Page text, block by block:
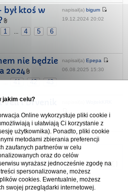
był ktoś w
1 4 5 6
napisał(a) bigum
19.12.2024 20:02
nie będzie
2024
41 42 43
napisał(a) Epepa
06.08.2025 15:30
i Drvenik
1 2 07.01.2022 23:29
UTC + 1 (Polska - czas zimowy) [ DST
jakim celu?
Online wykorzystuje pliki cookie i
i ułatwiają Ci korzystanie z
użytkownika). Ponadto, pliki cookie
metodami zbierania preferencji
zaufanych partnerów w celu
oraz do celów
wyrażasz jednocześnie zgodę na
spersonalizowane, możesz
cookies. Ewentualnie, możesz
swojej przeglądarki internetowej.